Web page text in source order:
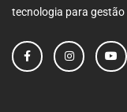
tecnologia para